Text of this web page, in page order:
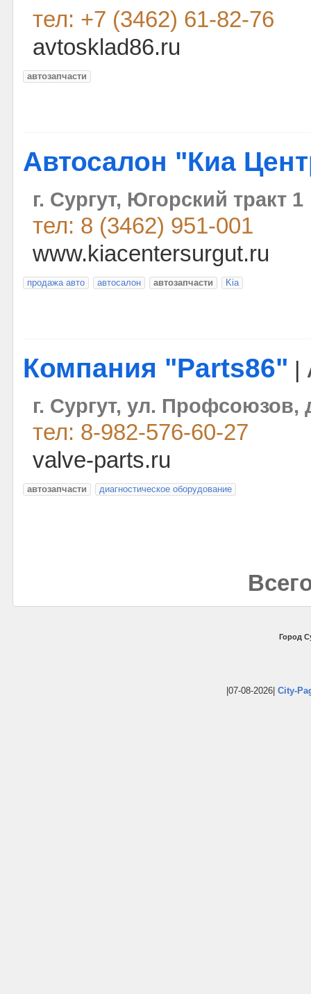
тел: +7 (3462) 61-82-76
avtosklad86.ru
автозапчасти
Автосалон "Киа
г. Сургут, Югорский тракт 1
тел: 8 (3462) 951-001
www.kiacentersurgut.ru
продажа авто автосалон автозапчасти Kia
Компания "Parts86"
г. Сургут, ул. Профсоюзов,
тел: 8-982-576-60-27
valve-parts.ru
автозапчасти диагностическое оборудование
Город
|07-08-2026| City-